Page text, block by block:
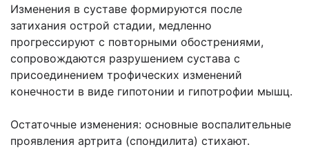
Изменения в суставе формируются после
затихания острой стадии, медленно
прогрессируют с повторными обострениями,
сопровождаются разрушением сустава с
присоединением трофических изменений
конечности в виде гипотонии и гипотрофии мышц.
Остаточные изменения: основные воспалительные
проявления артрита (спондилита) стихают.